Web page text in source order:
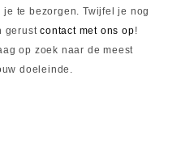
te bezorgen. Twijfel je nog
gerustcontact met ons op!
op zoek naar de meest
doeleinde.